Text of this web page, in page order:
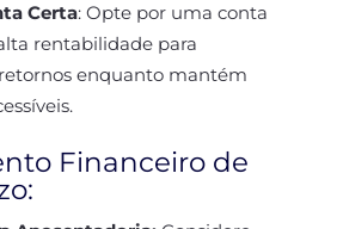
Certa: Opte por uma conta
rentabilidade para
enquanto mantém
Financeiro de